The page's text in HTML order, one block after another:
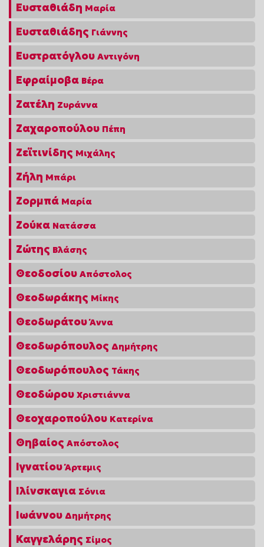
Ευσταθιάδη Μαρία
Ευσταθιάδης Γιάννης
Ευστρατόγλου Αντιγόνη
Εφραίμοβα Βέρα
Ζατέλη Ζυράννα
Ζαχαροπούλου Πέπη
Ζεϊτινίδης Μιχάλης
Ζήλη Μπάρι
Ζορμπά Μαρία
Ζούκα Νατάσσα
Ζώτης Βλάσης
Θεοδοσίου Απόστολος
Θεοδωράκης Μίκης
Θεοδωράτου Άννα
Θεοδωρόπουλος Δημήτρης
Θεοδωρόπουλος Τάκης
Θεοδώρου Χριστιάννα
Θεοχαροπούλου Κατερίνα
Θηβαίος Απόστολος
Ιγνατίου Άρτεμις
Ιλίνσκαγια Σόνια
Ιωάννου Δημήτρης
Καγγελάρης Σίμος